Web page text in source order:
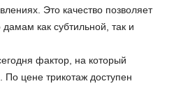
Это качество позволяет
как субтильной, так и
фактор, на который
цене трикотаж доступен